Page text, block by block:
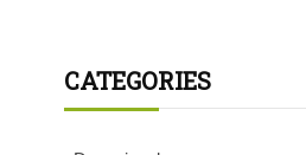
CATEGORIES